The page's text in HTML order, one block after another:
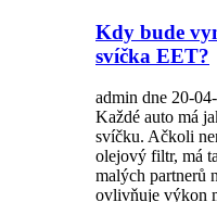
Kdy bude
svíčka EET?
admin dne 20-
Každé auto má
svíčku. Ačkoli
olejový filtr, má
malých partnerů
ovlivňuje výkon